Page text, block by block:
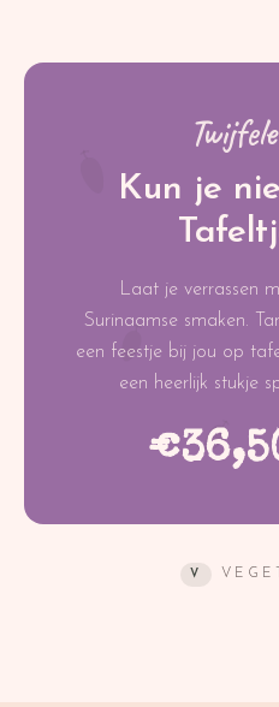
Kun je
Laat je verrassen
Surinaamse smaken.
een feestje bij jou op
een heerlijk stukje
V